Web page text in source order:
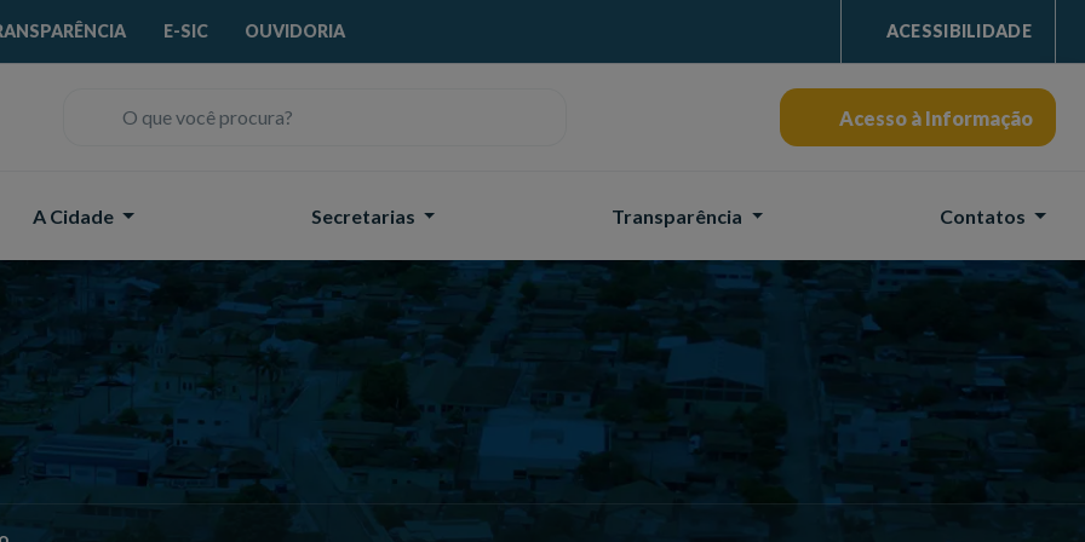
E-SIC OUVIDORIA ACESSIBILIDADE
Acesso à Informação
A Cidade Secretarias Transparência Contatos